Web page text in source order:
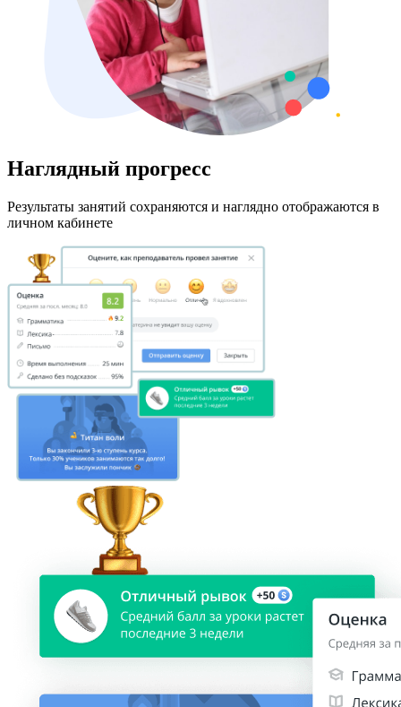
Наглядный прогресс
Результаты занятий сохраняются и наглядно отображаются в
личном кабинете